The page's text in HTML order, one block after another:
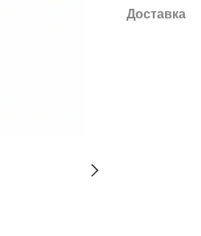
Доставка